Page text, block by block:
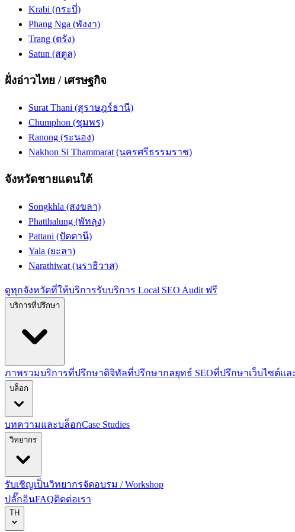
Krabi (กระบี่)
Phang Nga (พังงา)
Trang (ตรัง)
Satun (สตูล)
ฝั่งอ่าวไทย / เศรษฐกิจ
Surat Thani (สุราษฎร์ธานี)
Chumphon (ชุมพร)
Ranong (ระนอง)
Nakhon Si Thammarat (นครศรีธรรมราช)
จังหวัดชายแดนใต้
Songkhla (สงขลา)
Phatthalung (พัทลุง)
Pattani (ปัตตานี)
Yala (ยะลา)
Narathiwat (นราธิวาส)
ดูทุกจังหวัดที่ให้บริการรับบริการ Local SEO Audit ฟรี
บริการที่ปรึกษา
ภาพรวมบริการที่ปรึกษาดิจิทัลที่ปรึกษากลยุทธ์ SEOที่ปรึกษาเว็บไซต์และ
บล็อก
บทความและบล็อกCase Studies
วิทยากร
รับเชิญเป็นวิทยากรจัดอบรม / Workshop
ปลั๊กอินFAQติดต่อเรา
TH